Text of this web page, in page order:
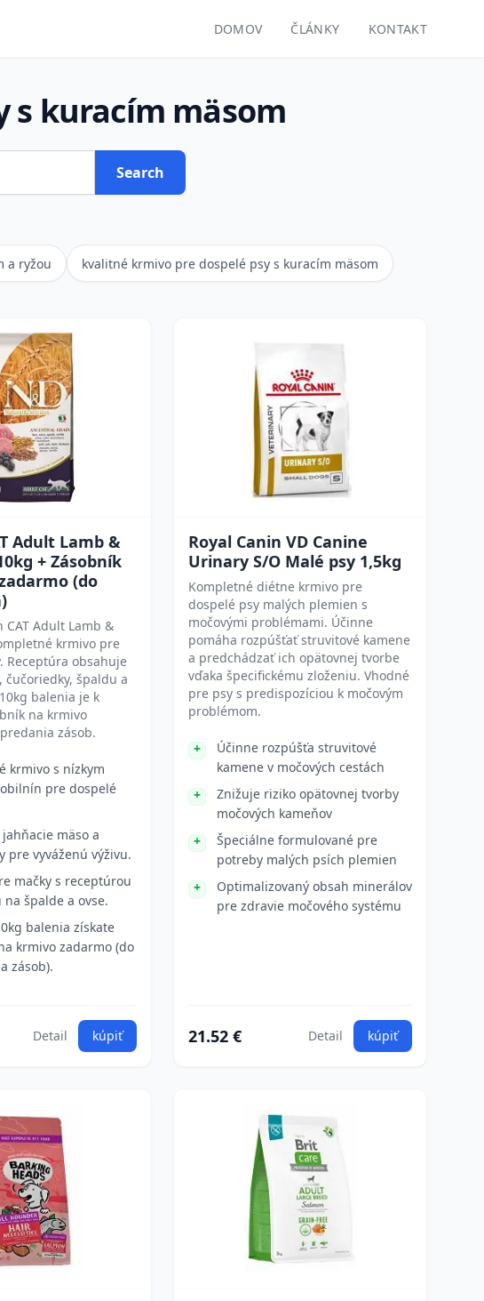
DOMOV ČLÁNKY KONTAKT
s kuracím mäsom
Search
a ryžou kvalitné krmivo pre dospelé psy s kuracím mäsom
Adult Lamb &
+ Zásobník
(do
CAT Adult Lamb &
krmivo pre
Receptúra obsahuje
čučoriedky, špaldu a
balenia je k
na krmivo
zásob.
krmivo s nízkym
pre dospelé
mäso a
pre vyváženú výživu.
mačky s receptúrou
na špalde a ovse.
balenia získate
krmivo zadarmo (do
zásob).
Detail kúpiť
Royal Canin VD Canine
Urinary S/O Malé psy 1,5kg
Kompletné diétne krmivo pre
dospelé psy malých plemien s
močovými problémami. Účinne
pomáha rozpúšťať struvitové kamene
a predchádzať ich opätovnej tvorbe
vďaka špecifickému zloženiu. Vhodné
pre psy s predispozíciou k močovým
problémom.
Účinne rozpúšťa struvitové
kamene v močových cestách
Znižuje riziko opätovnej tvorby
močových kameňov
Špeciálne formulované pre
potreby malých psích plemien
Optimalizovaný obsah minerálov
pre zdravie močového systému
21.52 € Detail kúpiť